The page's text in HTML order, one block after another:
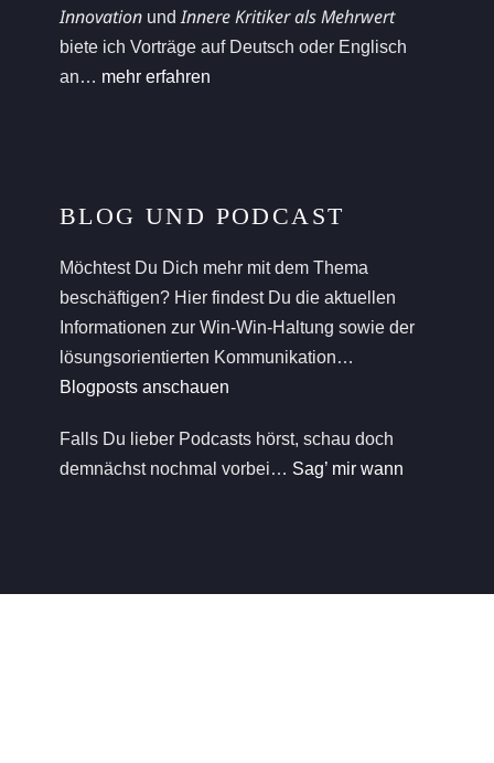
Innovation und Innere Kritiker als Mehrwert
biete ich Vorträge auf Deutsch oder Englisch
an… mehr erfahren
BLOG UND PODCAST
Möchtest Du Dich mehr mit dem Thema
beschäftigen? Hier findest Du die aktuellen
Informationen zur Win-Win-Haltung sowie der
lösungsorientierten Kommunikation…
Blogposts anschauen
Falls Du lieber Podcasts hörst, schau doch
demnächst nochmal vorbei… Sag’ mir wann